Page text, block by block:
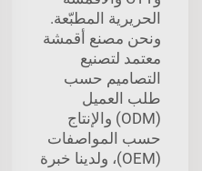
الحريرية المطبّعة.
ونحن مصنع أقمشة
معتمد لتصنيع
التصاميم حسب
طلب العميل
(ODM) والإنتاج
حسب المواصفات
(OEM)، ولدينا خبرة